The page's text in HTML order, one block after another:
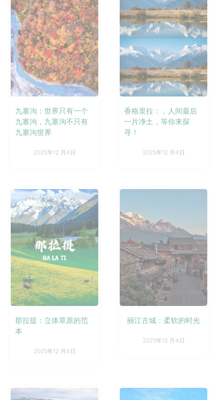
九寨沟：世界只有一个
九寨沟，九寨沟不只有
九寨沟世界
2025年12 月4日
香格里拉：，人间最后
一片净土，等你来探
寻！
2025年12 月4日
那拉提：立体草原的范
本
2025年12 月4日
丽江古城：柔软的时光
2025年12 月4日